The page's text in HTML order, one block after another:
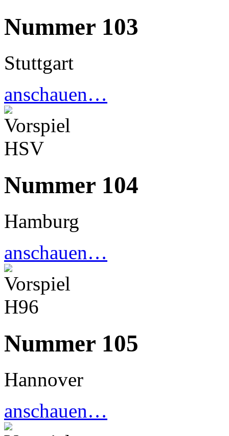
Nummer 103
Stuttgart
anschauen…
Nummer 104
Hamburg
anschauen…
Nummer 105
Hannover
anschauen…